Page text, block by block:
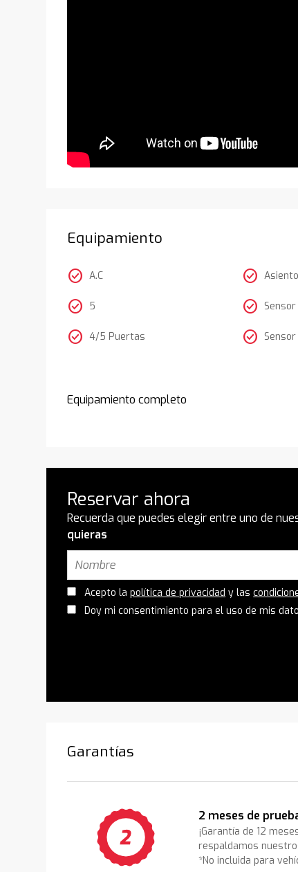
Equipamiento
check_circle A.C
check_circle 5
check_circle 4/5 Puertas
check_circle
check_circle
check_circle
Equipamiento completo
Reservar ahora
Recuerda que puedes elegir entre uno de
quieras
Acepto lapolítica de privacidad y las
Doy mi consentimiento para el uso de mis
Garantías
2 meses de
¡Garantía de 12
respaldamos
*No incluida para